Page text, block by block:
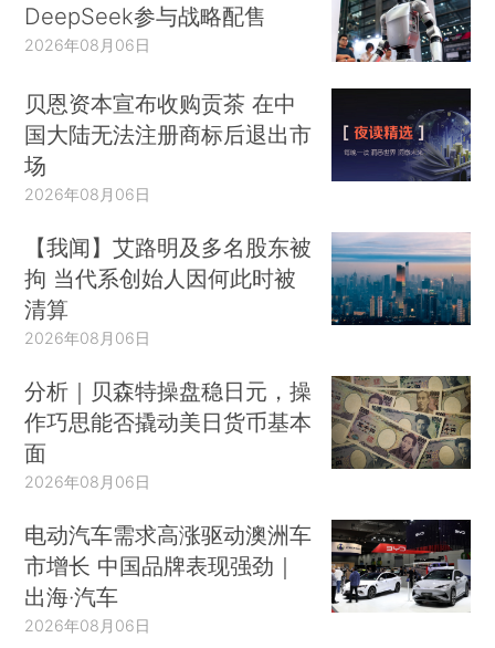
DeepSeek参与战略配售
2026年08月06日
贝恩资本宣布收购贡茶 在中
国大陆无法注册商标后退出市
场
2026年08月06日
【我闻】艾路明及多名股东被
拘 当代系创始人因何此时被
清算
2026年08月06日
分析｜贝森特操盘稳日元，操
作巧思能否撬动美日货币基本
面
2026年08月06日
电动汽车需求高涨驱动澳洲车
市增长 中国品牌表现强劲｜
出海·汽车
2026年08月06日